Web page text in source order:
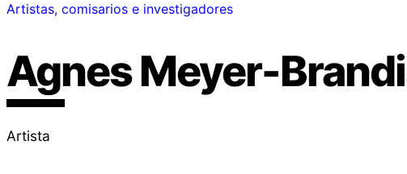
Artistas, comisarios e investigadores
Agnes Meyer-
Artista